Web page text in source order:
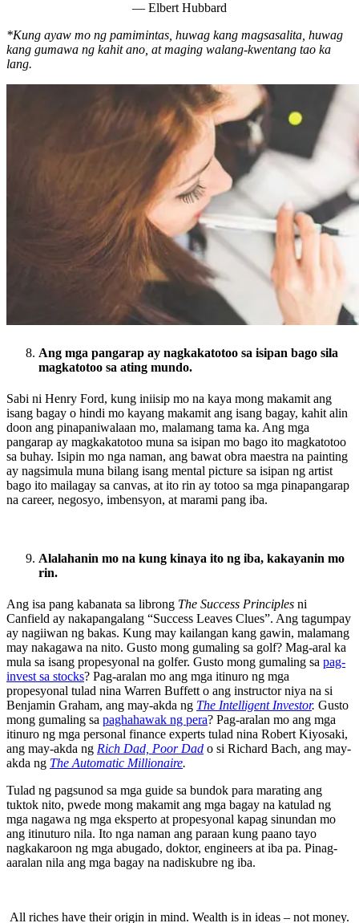
― Elbert Hubbard
*Kung ayaw mo ng pamimintas, huwag kang magsasalita, huwag
kang gumawa ng kahit ano, at maging walang-kwentang tao ka
lang.
Ang mga pangarap ay nagkakatotoo sa isipan bago sila
magkatotoo sa ating mundo.
Sabi ni Henry Ford, kung iniisip mo na kaya mong makamit ang
isang bagay o hindi mo kayang makamit ang isang bagay, kahit alin
doon ang pinapaniwalaan mo, malamang tama ka. Ang mga
pangarap ay magkakatotoo muna sa isipan mo bago ito magkatotoo
sa buhay. Isipin mo nga naman, ang bawat obra maestra na painting
ay nagsimula muna bilang isang mental picture sa isipan ng artist
bago ito mailagay sa canvas, at ito rin ay totoo sa mga pinapangarap
na career, negosyo, imbensyon, at marami pang iba.
Alalahanin mo na kung kinaya ito ng iba, kakayanin mo
rin.
Ang isa pang kabanata sa librong The Success Principles ni
Canfield ay nakapangalang “Success Leaves Clues”. Ang tagumpay
ay nagiiwan ng bakas. Kung may kailangan kang gawin, malamang
may nakagawa na nito. Gusto mong gumaling sa golf? Mag-aral ka
mula sa isang propesyonal na golfer. Gusto mong gumaling sa pag-
invest sa stocks? Pag-aralan mo ang mga itinuro ng mga
propesyonal tulad nina Warren Buffett o ang instructor niya na si
Benjamin Graham, ang may-akda ng The Intelligent Investor. Gusto
mong gumaling sa paghahawak ng pera? Pag-aralan mo ang mga
itinuro ng mga personal finance experts tulad nina Robert Kiyosaki,
ang may-akda ng Rich Dad, Poor Dad o si Richard Bach, ang may-
akda ng The Automatic Millionaire.
Tulad ng pagsunod sa mga guide sa bundok para marating ang
tuktok nito, pwede mong makamit ang mga bagay na katulad ng
mga nagawa ng mga eksperto at propesyonal kapag sinundan mo
ang itinuturo nila. Ito nga naman ang paraan kung paano tayo
nagkakaroon ng mga abugado, doktor, engineers at iba pa. Pinag-
aaralan nila ang mga bagay na nadiskubre ng iba.
All riches have their origin in mind. Wealth is in ideas – not money.